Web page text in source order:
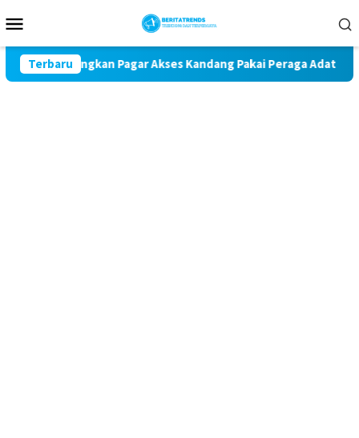
ke
Mobile
Terbaru
Dungkan Pagar Akses Kandang Pakai Peraga Adat